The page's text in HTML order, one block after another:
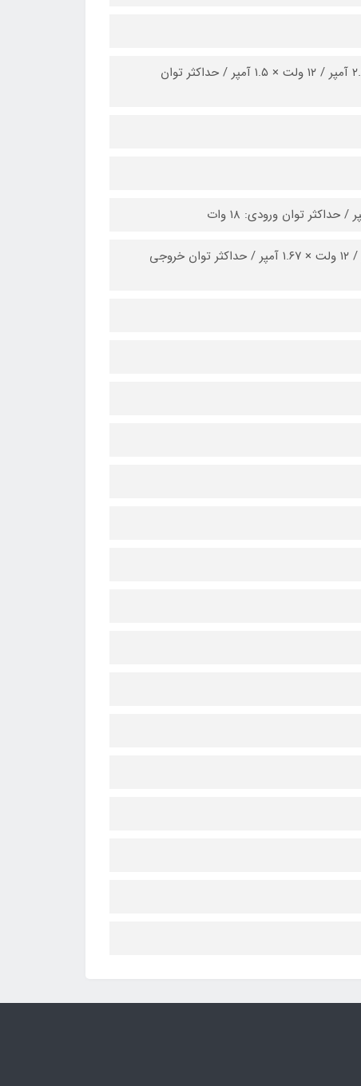
– خروجی Type-C معمولی: ۵ ولت × ۳ آمپر / ۹ ولت × ۲ آمپر / ۱۰ ولت × ۲.۲۵ آمپر / ۱۲ ولت × ۱.۵ آمپر / حداکثر توان
– خروجی Type-C در حالت فست شارژ: ۵ ولت × ۳ آمپر / ۹ ولت × ۲.۲۲ آمپر / ۱۲ ولت × ۱.۶۷ آمپر / حداکثر توان خروجی